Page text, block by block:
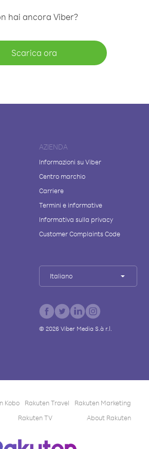
hai ancora Viber?
Scarica ora
AZIENDA
Informazioni su Viber
Centro marchio
Carriere
Termini e informative
Informativa sulla privacy
Customer Complaints Code
Italiano
© 2026Viber Media S.à r.l.
Kobo Rakuten Travel
Rakuten Marketing
Rakuten TV About Rakuten